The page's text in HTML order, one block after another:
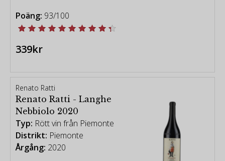
Poäng: 93/100
339kr
Renato Ratti
Renato Ratti - Langhe
Nebbiolo 2020
Typ: Rött vin från Piemonte
Distrikt: Piemonte
Årgång: 2020